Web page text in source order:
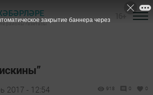
районы газетасы
2017 - 12:54 918 0 0
закрытие баннера через